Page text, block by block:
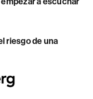
riesgo de una